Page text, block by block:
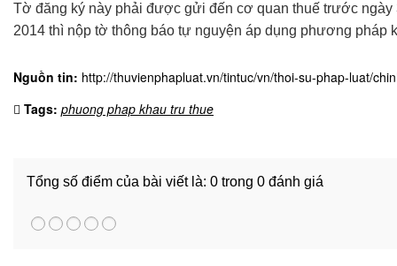
Tờ đăng ký này phải được gửi đến cơ quan thuế trước
2014 thì nộp tờ thông báo tự nguyện áp dụng phương pháp
Nguồn tin: http://thuvienphapluat.vn/tintuc/vn/thoi-su-phap-luat/
Tags: phuong phap khau tru thue
Tổng số điểm của bài viết là: 0 trong 0 đánh giá